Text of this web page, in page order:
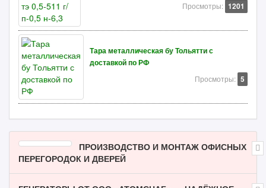
Просмотры: 1201
Тара металлическая бу Тольятти с
доставкой по РФ
Просмотры: 5
ПРОИЗВОДСТВО И МОНТАЖ ОФИСНЫХ
ПЕРЕГОРОДОК И ДВЕРЕЙ